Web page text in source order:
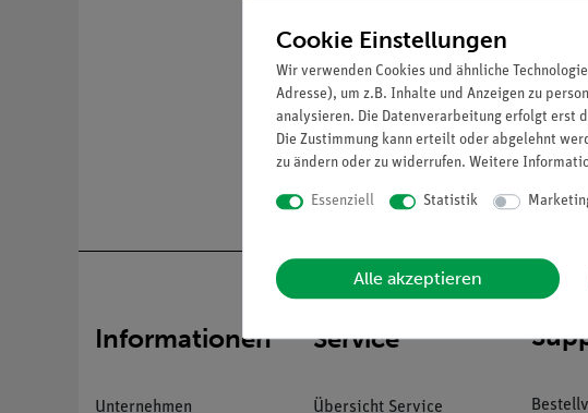
Informationen
Unternehmen
Service
Übersicht Service
Cookie Einstellungen
Wir verwenden Cookies und ähnliche
Adresse), um z.B. Inhalte und Anzeigen zu
analysieren. Die Datenverarbeitung erfolgt erst
Die Zustimmung kann erteilt oder abgelehnt
zu ändern oder zu widerrufen. Weitere
Essenziell Statistik
Alle akzeptieren